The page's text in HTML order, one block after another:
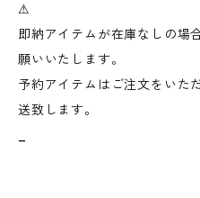
⚠︎
即納アイテムが在庫なしの場
願いいたします。
予約アイテムはご注文をいた
送致します。